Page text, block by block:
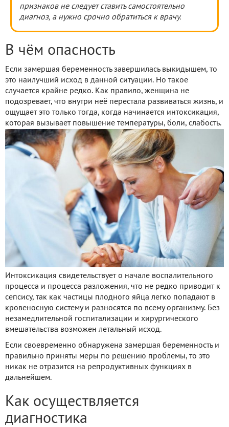
признаков не следует ставить самостоятельно
диагноз, а нужно срочно обратиться к врачу.
В чём опасность
Если замершая беременность завершилась выкидышем, то
это наилучший исход в данной ситуации. Но такое
случается крайне редко. Как правило, женщина не
подозревает, что внутри неё перестала развиваться жизнь, и
ощущает это только тогда, когда начинается интоксикация,
которая вызывает повышение температуры, боли, слабость.
Интоксикация свидетельствует о начале воспалительного
процесса и процесса разложения, что не редко приводит к
сепсису, так как частицы плодного яйца легко попадают в
кровеносную систему и разносятся по всему организму. Без
незамедлительной госпитализации и хирургического
вмешательства возможен летальный исход.
Если своевременно обнаружена замершая беременность и
правильно приняты меры по решению проблемы, то это
никак не отразится на репродуктивных функциях в
дальнейшем.
Как осуществляется
диагностика